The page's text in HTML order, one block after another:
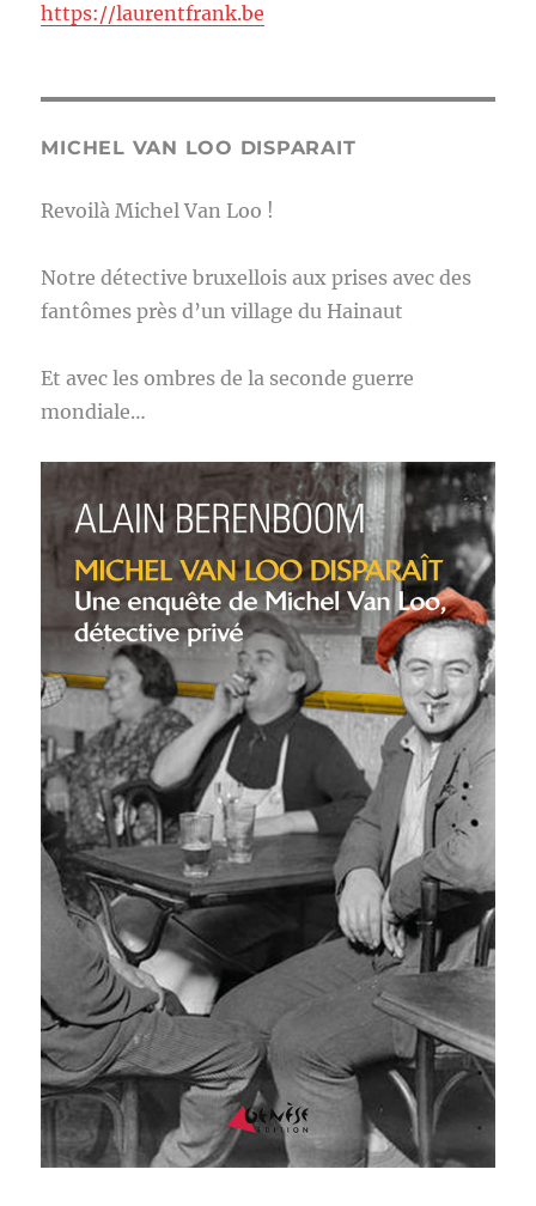
https://laurentfrank.be
MICHEL VAN LOO DISPARAIT
Revoilà Michel Van Loo !
Notre détective bruxellois aux prises avec des
fantômes près d’un village du Hainaut
Et avec les ombres de la seconde guerre
mondiale…